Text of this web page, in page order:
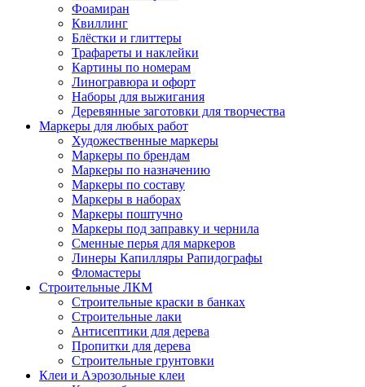
Фоамиран
Квиллинг
Блёстки и глиттеры
Трафареты и наклейки
Картины по номерам
Линогравюра и офорт
Наборы для выжигания
Деревянные заготовки для творчества
Маркеры для любых работ
Художественные маркеры
Маркеры по брендам
Маркеры по назначению
Маркеры по составу
Маркеры в наборах
Маркеры поштучно
Маркеры под заправку и чернила
Сменные перья для маркеров
Линеры Капилляры Рапидографы
Фломастеры
Строительные ЛКМ
Строительные краски в банках
Строительные лаки
Антисептики для дерева
Пропитки для дерева
Строительные грунтовки
Клеи и Аэрозольные клеи